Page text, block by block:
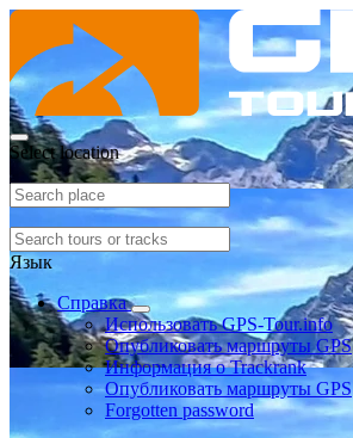
Select location
Язык
Справка
Использовать GPS-Tour.info
Опубликовать маршруты GPS
Информация о Trackrank
Опубликовать маршруты GPS
Forgotten password